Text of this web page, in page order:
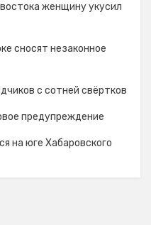
женщину укусил
сносят незаконное
с сотней свёртков
предупреждение
на юге Хабаровского